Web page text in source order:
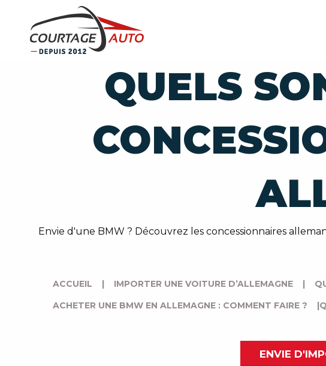
QUELS
Envie d'une BMW ? Découvrez les concessionnaires
ACCUEIL | IMPORTER UNE VOITURE D’ALLEMAGNE |
ACHETER UNE BMW EN ALLEMAGNE : COMMENT FAIRE ?
ENVIE